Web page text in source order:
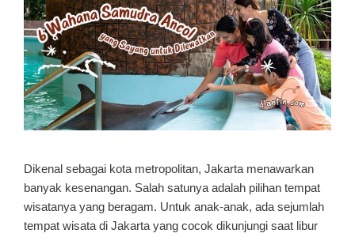
Dikenal sebagai kota metropolitan, Jakarta menawarkan
banyak kesenangan. Salah satunya adalah pilihan tempat
wisatanya yang beragam. Untuk anak-anak, ada sejumlah
tempat wisata di Jakarta yang cocok dikunjungi saat libur